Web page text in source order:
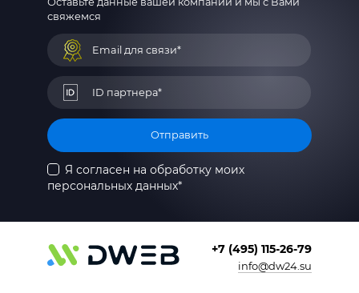
свяжемся
Отправить
Я согласен на обработку моих
персональных данных*
+7 (495) 115-26-79
info@dw24.su